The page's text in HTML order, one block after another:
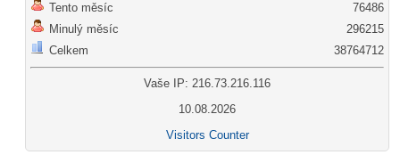
Tento měsíc
Minulý měsíc
Celkem
76486
296215
38764712
Vaše IP: 216.73.216.116
10.08.2026
Visitors Counter